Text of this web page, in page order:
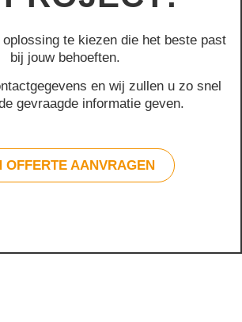
te kiezen die het beste past
bij jouw behoeften.
en wij zullen u zo snel
gevraagde informatie geven.
OFFERTE AANVRAGEN